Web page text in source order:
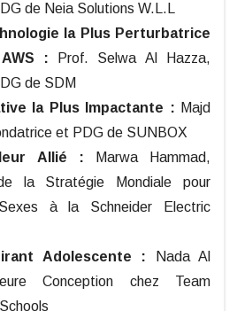
de Neia Solutions W.L.L
la Plus Perturbatrice
: Prof. Selwa Al Hazza,
de SDM
la Plus Impactante : Majd
et PDG de SUNBOX
Allié : Marwa Hammad,
la Stratégie Mondiale pour
à la Schneider Electric
Adolescente : Nada Al
Conception chez Team